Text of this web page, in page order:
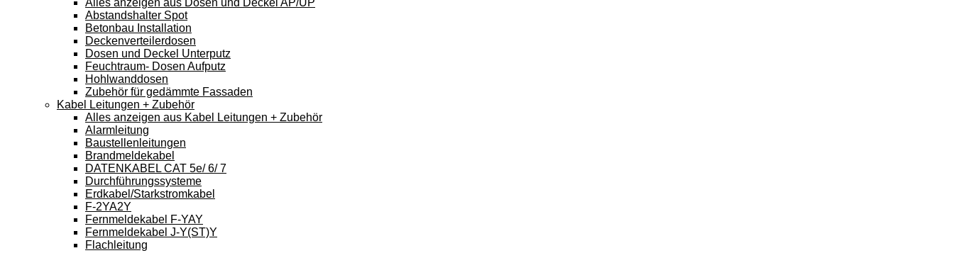
Alles anzeigen aus Dosen und Deckel AP/UP
Abstandshalter Spot
Betonbau Installation
Deckenverteilerdosen
Dosen und Deckel Unterputz
Feuchtraum- Dosen Aufputz
Hohlwanddosen
Zubehör für gedämmte Fassaden
Kabel Leitungen + Zubehör
Alles anzeigen aus Kabel Leitungen + Zubehör
Alarmleitung
Baustellenleitungen
Brandmeldekabel
DATENKABEL CAT 5e/ 6/ 7
Durchführungssysteme
Erdkabel/Starkstromkabel
F-2YA2Y
Fernmeldekabel F-YAY
Fernmeldekabel J-Y(ST)Y
Flachleitung